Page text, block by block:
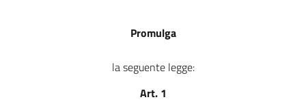
Promulga
la seguente legge:
Art. 1